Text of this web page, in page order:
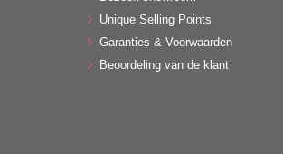
Unique Selling Points
Garanties & Voorwaarden
Beoordeling van de klant